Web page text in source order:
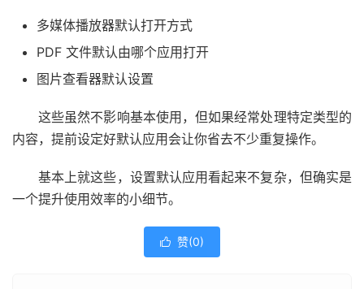
多媒体播放器默认打开方式
PDF 文件默认由哪个应用打开
图片查看器默认设置
这些虽然不影响基本使用，但如果经常处理特定类型的
内容，提前设定好默认应用会让你省去不少重复操作。
基本上就这些，设置默认应用看起来不复杂，但确实是
一个提升使用效率的小细节。
 赞(0)